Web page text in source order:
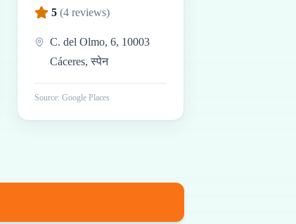
5 (4reviews)
C. del Olmo, 6, 10003
Cáceres, स्पेन
Source: Google Places